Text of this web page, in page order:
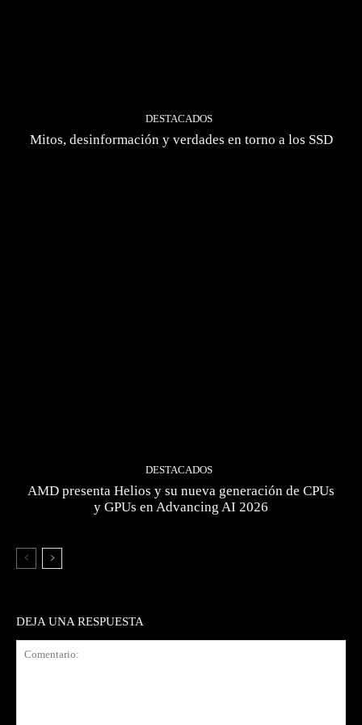
DESTACADOS
Mitos, desinformación y verdades en torno a los SSD
DESTACADOS
AMD presenta Helios y su nueva generación de CPUs
y GPUs en Advancing AI 2026
DEJA UNA RESPUESTA